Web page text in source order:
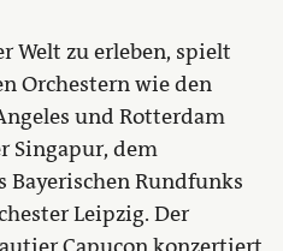
Welt zu erleben, spielt
Orchestern wie den
und Rotterdam
Singapur, dem
Bayerischen Rundfunks
Leipzig. Der